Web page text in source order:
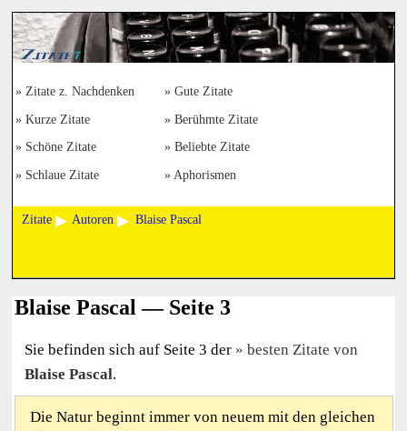
Zitate z. Nachdenken Gute Zitate
Kurze Zitate Berühmte Zitate
Schöne Zitate Beliebte Zitate
Schlaue Zitate Aphorismen
Zitate Autoren Blaise Pascal
Blaise Pascal — Seite 3
Sie befinden sich auf Seite 3 der
besten Zitate von
Blaise Pascal.
Die Natur beginnt immer von neuem mit den gleichen